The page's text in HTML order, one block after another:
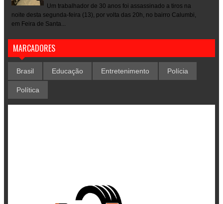
Um trabalhador de 30 anos foi assassinado a tiros na
noite desta segunda-feira (13), por volta das 20h, no bairro Calumbi,
em Feira de Santa...
MARCADORES
Brasil Educação Entretenimento Polícia
Política